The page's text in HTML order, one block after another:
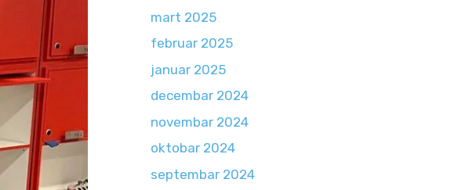
mart 2025
februar 2025
januar 2025
decembar 2024
novembar 2024
oktobar 2024
septembar 2024